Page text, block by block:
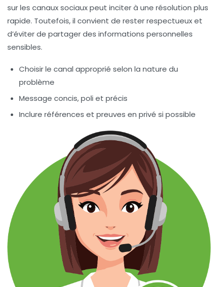
sur les canaux sociaux peut inciter à une résolution plus
rapide. Toutefois, il convient de rester respectueux et
d’éviter de partager des informations personnelles
sensibles.
Choisir le canal approprié selon la nature du
problème
Message concis, poli et précis
Inclure références et preuves en privé si possible